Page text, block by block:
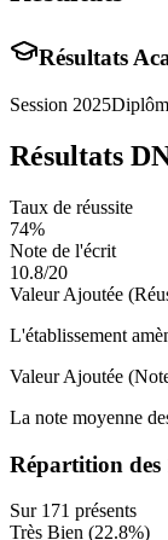
Résultats
Session 2025
Résultats
Taux de réussite
74%
Note de l'écrit
10.8/20
Valeur Ajoutée
L'établissement
Valeur Ajoutée
La note moyenne
Répartition des
Sur 171 présents
Très Bien (22.8%)